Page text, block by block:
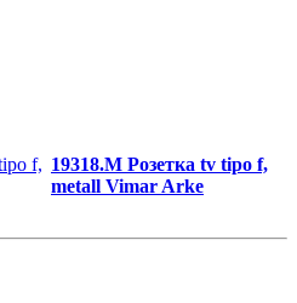
19318.M Розетка tv tipo f,
metall Vimar Arke